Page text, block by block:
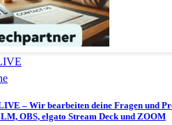
– Wir bearbeiten deine Fragen und
OBS, elgato Stream Deck und ZOOM